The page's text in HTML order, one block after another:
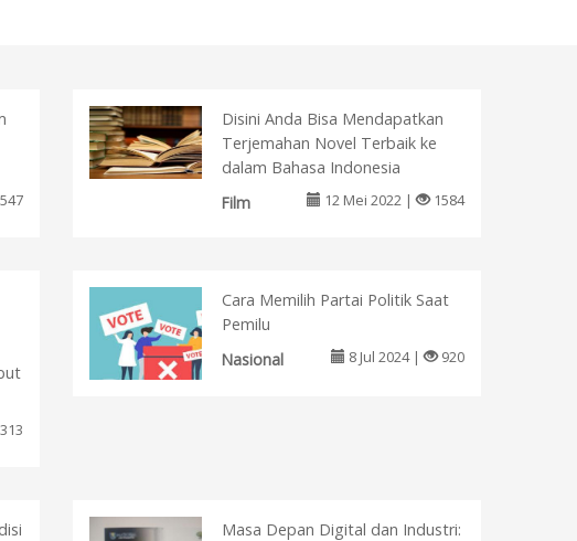
Disini Anda Bisa Mendapatkan
Terjemahan Novel Terbaik ke
dalam Bahasa Indonesia
Film
12 Mei 2022 | 1584
Cara Memilih Partai Politik Saat
Pemilu
Nasional
8 Jul 2024 | 920
Masa Depan Digital dan Industri: